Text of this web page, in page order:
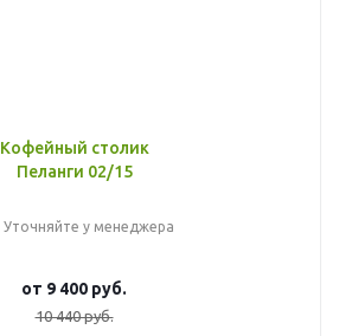
Кофейный столик
Пеланги 02/15
Уточняйте у менеджера
от 9 400 руб.
10 440 руб.